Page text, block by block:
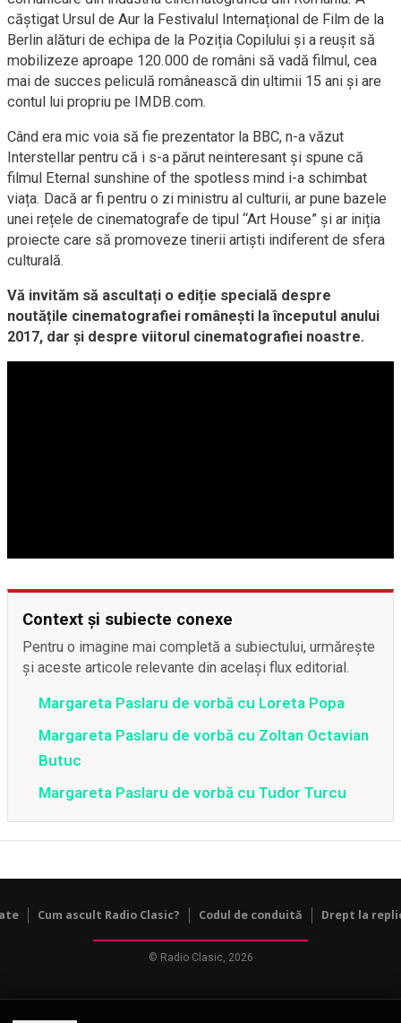
căștigat Ursul de Aur la Festivalul Internațional de Film de la
Berlin alături de echipa de la Poziția Copilului și a reușit să
mobilizeze aproape 120.000 de români să vadă filmul, cea
mai de succes peliculă românească din ultimii 15 ani și are
contul lui propriu pe IMDB.com.
Când era mic voia să fie prezentator la BBC, n-a văzut
Interstellar pentru că i s-a părut neinteresant și spune că
filmul Eternal sunshine of the spotless mind i-a schimbat
viața. Dacă ar fi pentru o zi ministru al culturii, ar pune bazele
unei rețele de cinematografe de tipul “Art House” și ar iniția
proiecte care să promoveze tinerii artiști indiferent de sfera
culturală.
Vă invităm să ascultați o ediție specială despre
noutățile cinematografiei românești la începutul anului
2017, dar și despre viitorul cinematografiei noastre.
Context și subiecte conexe
Pentru o imagine mai completă a subiectului, urmărește
și aceste articole relevante din același flux editorial.
Margareta Paslaru de vorbă cu Loreta Popa
Margareta Paslaru de vorbă cu Zoltan Octavian
Butuc
Margareta Paslaru de vorbă cu Tudor Turcu
Cum ascult Radio Clasic? Codul de conduită Drept la
© Radio Clasic, 2026